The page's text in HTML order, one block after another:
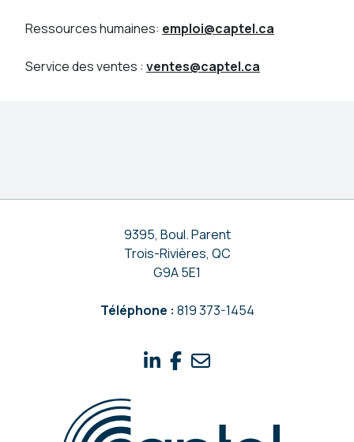
Ressources humaines: emploi@captel.ca
Service des ventes : ventes@captel.ca
9395, Boul. Parent
Trois-Rivières, QC
G9A 5E1
Téléphone : 819 373-1454